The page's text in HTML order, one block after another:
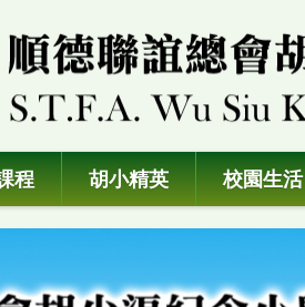
程 胡小精英 校園生活